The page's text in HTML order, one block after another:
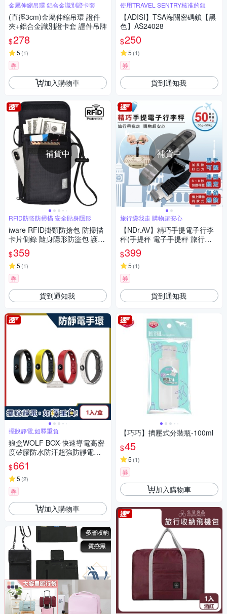
金屬伸縮吊環 鋁合金識別證卡套
(直徑3cm)金屬伸縮吊環 證件
夾+鋁合金識別證卡套 證件吊牌
$278
5 (1)
券
加入購物車
補貨中
RFID防盜防掃描 安全貼身隱形
iware RFID掛頸防搶包 防掃描
卡片側錄 隨身隱形防盜包 護照
包證件夾 旅行旅遊收納包
$359
5 (1)
券
貨到通知我
擺脫靜電,如釋重負
狼盒WOLF BOX-快速導電高密
度矽膠防水防汗超強防靜電手
環1入/盒 (運動型6段調整長度)
$661
5 (2)
券
加入購物車
使用TRAVEL SENTRY核准的鎖
【ADISI】TSA海關密碼鎖【黑
色】AS24028
$250
5 (1)
券
貨到通知我
補貨中
旅行袋我走 購物超安心
【NDr.AV】精巧手提電子行李
秤(手提秤 電子手提秤 旅行秤
行李秤重/PT-903)
$399
5 (1)
券
貨到通知我
【巧巧】擠壓式分裝瓶-100ml
$45
5 (1)
券
加入購物車